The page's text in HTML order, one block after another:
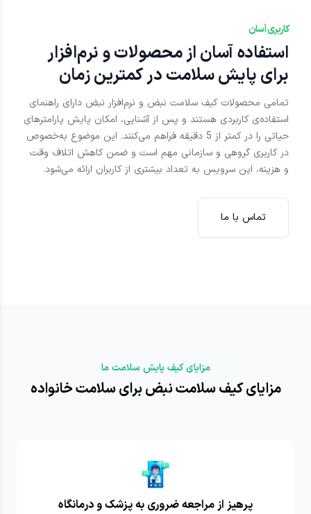
کاربری آسان
استفاده آسان از محصولات و نرم‌افزار
برای پایش سلامت در کمترین زمان
تمامی محصولات کیف سلامت نبض و نرم‌افزار نبض دارای راهنمای
استفاده‌ی کاربردی هستند و پس از آشنایی، امکان پایش پارامترهای
حیاتی را در کمتر از 5 دقیقه فراهم می‌کنند. این موضوع به‌خصوص
در کاربری گروهی و سازمانی مهم است و ضمن کاهش اتلاف وقت
و هزینه، این سرویس به تعداد بیشتری از کاربران ارائه می‌شود.
تماس با ما
مزایای کیف پایش سلامت ما
مزایای کیف سلامت نبض برای سلامت خانواده
پرهیز از مراجعه ضروری به پزشک و درمانگاه